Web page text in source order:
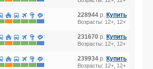
228944 р. Купить
Возрасты: 12+, 12+
231670 р. Купить
Возрасты: 12+, 12+
239934 р. Купить
Возрасты: 12+, 12+